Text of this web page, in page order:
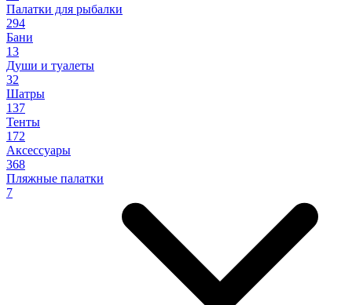
Палатки для рыбалки
294
Бани
13
Души и туалеты
32
Шатры
137
Тенты
172
Аксессуары
368
Пляжные палатки
7